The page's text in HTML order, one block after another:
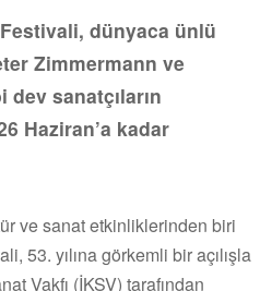
dünyaca ünlü
Zimmermann ve
dev sanatçıların
Haziran’a kadar
ve sanat etkinliklerinden biri
53. yılına görkemli bir açılışla
Vakfı (İKSV) tarafından